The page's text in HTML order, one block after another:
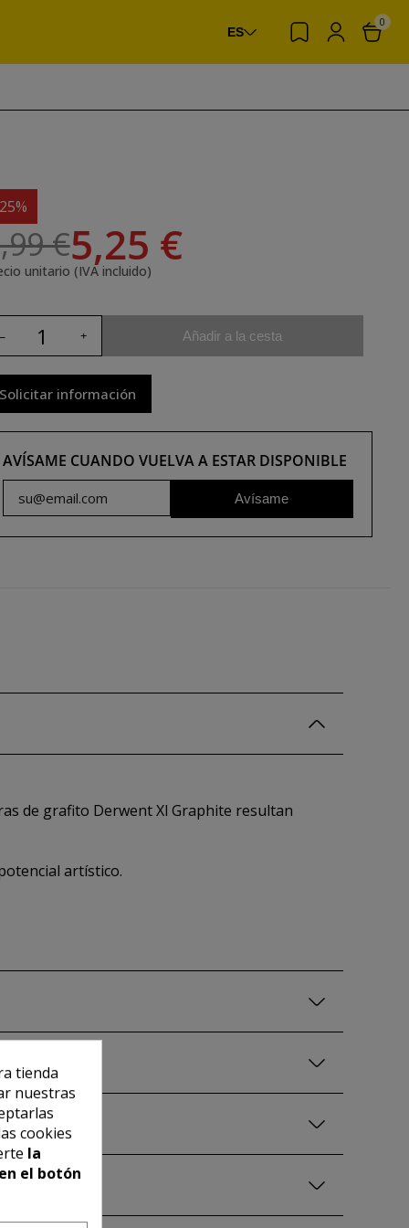
ES
0
€5,25 €
unitario (IVA incluido)
Añadir a la cesta
información
AVÍSAME CUANDO VUELVA A ESTAR DISPONIBLE
Avísame
de grafito Derwent Xl Graphite resultan
artístico.
tienda
nuestras
cookies
la
el botón